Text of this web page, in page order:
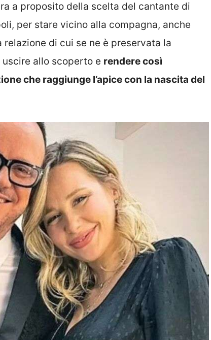
a proposito della scelta del cantante di
per stare vicino alla compagna, anche
di cui se ne è preservata la
allo scoperto e rendere così
che raggiunge l’apice con la nascita del